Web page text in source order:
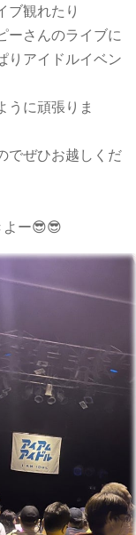
ブ観れたり
ーさんのライブに
りアイドルイベン
うに頑張りま
でぜひお越しくだ
よー😎😎